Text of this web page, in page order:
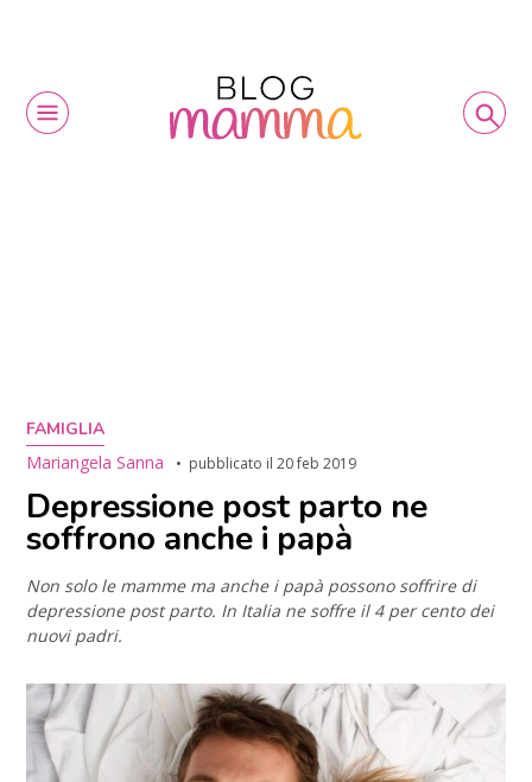
FAMIGLIA
Mariangela Sanna
pubblicato il20 feb 2019
Depressione post parto ne
soffrono anche i papà
Non solo le mamme ma anche i papà possono soffrire di
depressione post parto. In Italia ne soffre il 4 per cento dei
nuovi padri.